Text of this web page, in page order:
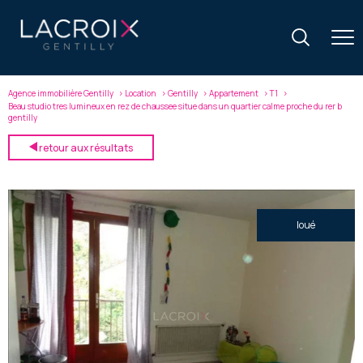
Agence immobilière Gentilly Location Gentilly Appartement
T1
Beau studio tres lumineux en rez de chaussee situe dans un quartier calme proche du rer b
gentilly
retour aux résultats
loué